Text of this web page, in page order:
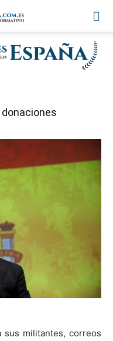
donaciones
militantes, correos